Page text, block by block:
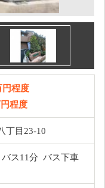
円程度
程度
丁目23-10
ス11分 バス下車